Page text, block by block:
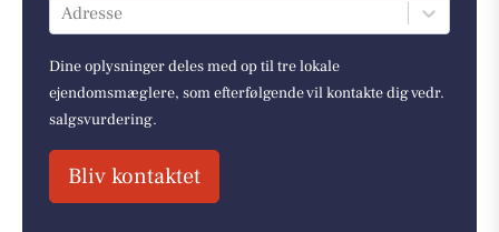
Adresse
Dine oplysninger deles med op til tre lokale
ejendomsmæglere, som efterfølgende vil kontakte dig vedr.
salgsvurdering.
Bliv kontaktet